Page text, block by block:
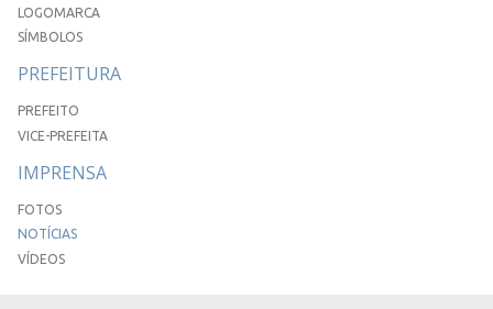
LOGOMARCA
SÍMBOLOS
PREFEITURA
PREFEITO
VICE-PREFEITA
IMPRENSA
FOTOS
NOTÍCIAS
VÍDEOS